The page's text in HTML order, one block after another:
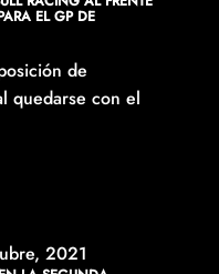
EL GP DE
de
quedarse con el
2021